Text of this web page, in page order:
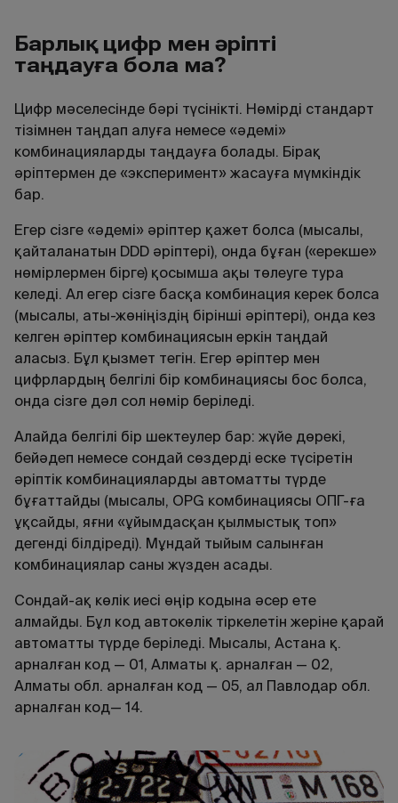
Барлық цифр мен әріпті
таңдауға бола ма?
Цифр мәселесінде бәрі түсінікті. Нөмірді стандарт
тізімнен таңдап алуға немесе «әдемі»
комбинацияларды таңдауға болады. Бірақ
әріптермен де «эксперимент» жасауға мүмкіндік
бар.
Егер сізге «әдемі» әріптер қажет болса (мысалы,
қайталанатын DDD әріптері), онда бұған («ерекше»
нөмірлермен бірге) қосымша ақы төлеуге тура
келеді. Ал егер сізге басқа комбинация керек болса
(мысалы, аты-жөніңіздің бірінші әріптері), онда кез
келген әріптер комбинациясын еркін таңдай
аласыз. Бұл қызмет тегін. Егер әріптер мен
цифрлардың белгілі бір комбинациясы бос болса,
онда сізге дәл сол нөмір беріледі.
Алайда белгілі бір шектеулер бар: жүйе дөрекі,
бейәдеп немесе сондай сөздерді еске түсіретін
әріптік комбинацияларды автоматты түрде
бұғаттайды (мысалы, ОРG комбинациясы ОПГ-ға
ұқсайды, яғни «ұйымдасқан қылмыстық топ»
дегенді білдіреді). Мұндай тыйым салынған
комбинациялар саны жүзден асады.
Сондай-ақ көлік иесі өңір кодына әсер ете
алмайды. Бұл код автокөлік тіркелетін жеріне қарай
автоматты түрде беріледі. Мысалы, Астана қ.
арналған код — 01, Алматы қ. арналған — 02,
Алматы обл. арналған код — 05, ал Павлодар обл.
арналған код— 14.